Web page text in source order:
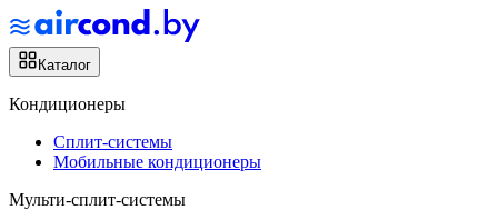
Каталог
Кондиционеры
Сплит-системы
Мобильные кондиционеры
Мульти-сплит-системы